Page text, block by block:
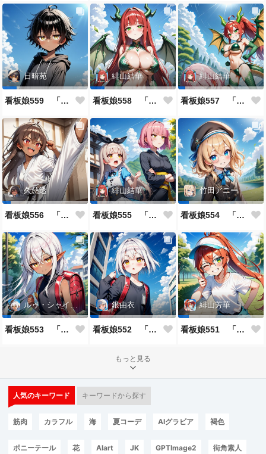
日暗苑
看板娘559 「日暗苑のよもやま話」
緋山結華
看板娘558 「緋山結華」キャラクター紹介
緋山結華
看板娘557 「其々の再会」
久慈透
看板娘556 「久慈透のよもやま話」
緋山結華
看板娘555 「帰還、そして目覚め。」
竹田アニー
看板娘554 「竹田アニーのよもやま話」
ルゥ・シャイニー
看板娘553 「ルゥ・シャイニーのよもやま話」
銀由衣
看板娘552 「銀由衣」
緋山芳華
看板娘551 「緋山芳華のよもやま話」
もっと見る
人気のキーワード キーワードから探す
筋肉 カラフル 海 夏コーデ AIグラビア 褐色
ポニーテール 花 AIart JK GPTImage2 街角素人